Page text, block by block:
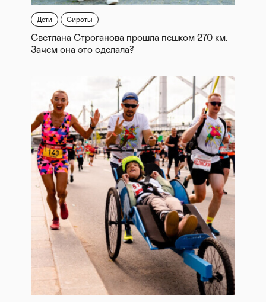
Дети Сироты
Светлана Строганова прошла пешком 270 км.
Зачем она это сделала?